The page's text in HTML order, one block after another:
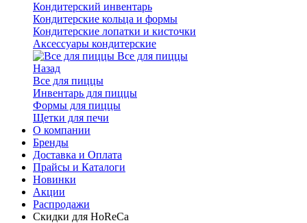
Кондитерский инвентарь
Кондитерские кольца и формы
Кондитерские лопатки и кисточки
Аксессуары кондитерские
Все для пиццы
Назад
Все для пиццы
Инвентарь для пиццы
Формы для пиццы
Щетки для печи
О компании
Бренды
Доставка и Оплата
Прайсы и Каталоги
Новинки
Акции
Распродажи
Скидки для HoReCa